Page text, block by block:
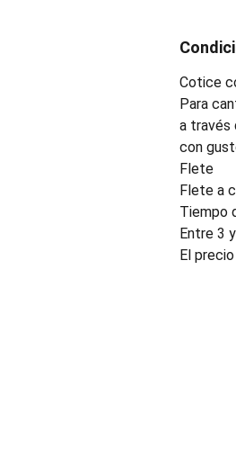
Cotice
Para
a través
con
Flete
Flete a
Tiempo
Entre 3
El